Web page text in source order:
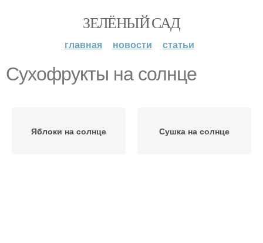
ЗЕЛЁНЫЙ САД
главная новости статьи
Сухофрукты на солнце
Яблоки на солнце Сушка на солнце